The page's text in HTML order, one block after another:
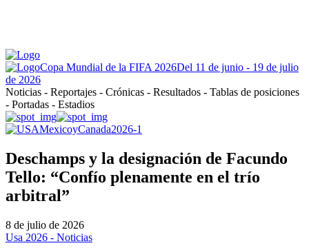
Copa Mundial de la FIFA 2026Del 11 de junio - 19 de julio
de 2026
Noticias - Reportajes - Crónicas - Resultados - Tablas de posiciones
- Portadas - Estadios
Deschamps y la designación de Facundo
Tello: “Confío plenamente en el trío
arbitral”
8 de julio de 2026
Usa 2026 - Noticias